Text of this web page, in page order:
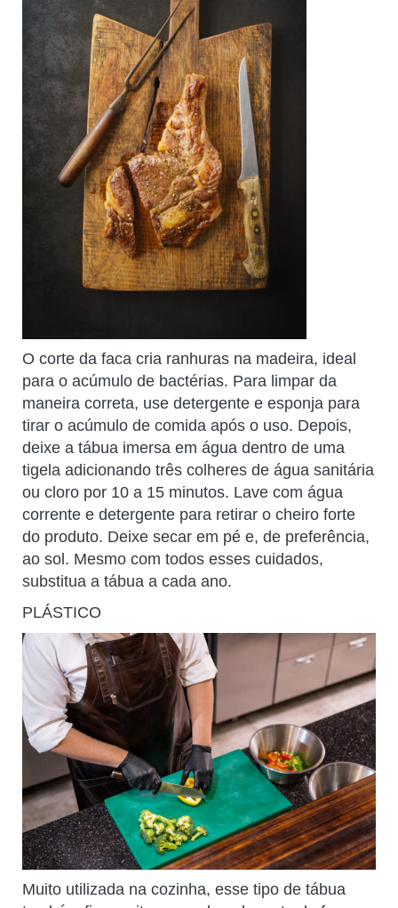
O corte da faca cria ranhuras na madeira, ideal
para o acúmulo de bactérias. Para limpar da
maneira correta, use detergente e esponja para
tirar o acúmulo de comida após o uso. Depois,
deixe a tábua imersa em água dentro de uma
tigela adicionando três colheres de água sanitária
ou cloro por 10 a 15 minutos. Lave com água
corrente e detergente para retirar o cheiro forte
do produto. Deixe secar em pé e, de preferência,
ao sol. Mesmo com todos esses cuidados,
substitua a tábua a cada ano.
PLÁSTICO
Muito utilizada na cozinha, esse tipo de tábua